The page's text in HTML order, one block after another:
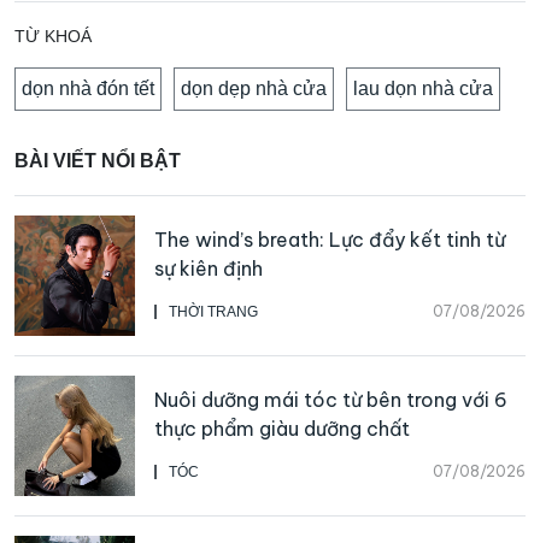
TỪ KHOÁ
dọn nhà đón tết dọn dẹp nhà cửa lau dọn nhà cửa
BÀI VIẾT NỔI BẬT
THỜI TRANG 07/08/2026
The wind’s breath: Lực đẩy kết tinh từ
sự kiên định
TÓC 07/08/2026
Nuôi dưỡng mái tóc từ bên trong với 6
thực phẩm giàu dưỡng chất